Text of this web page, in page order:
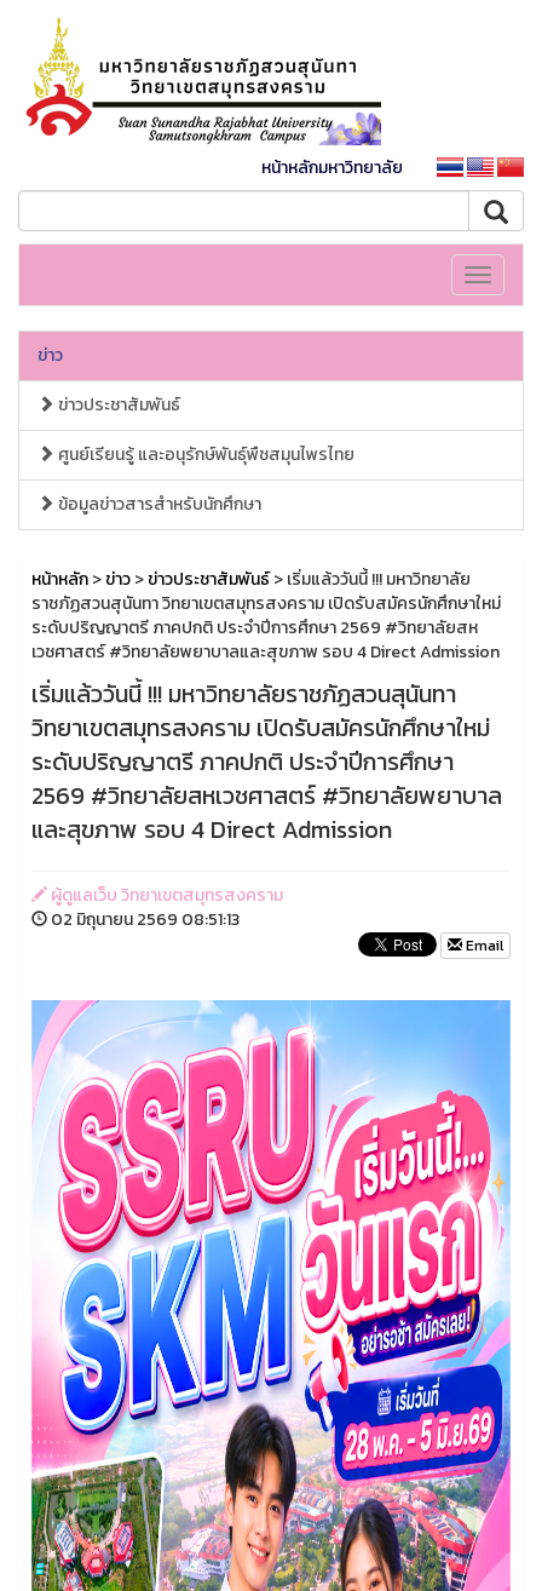
หน้าหลักมหาวิทยาลัย
Toggle
ข่าว
ข่าวประชาสัมพันธ์
ศูนย์เรียนรู้ และอนุรักษ์พันธุ์พืชสมุนไพรไทย
ข้อมูลข่าวสารสำหรับนักศึกษา
หน้าหลัก>ข่าว>ข่าวประชาสัมพันธ์> เริ่มแล้ววันนี้ !!! มหาวิทยาลัย
ราชภัฏสวนสุนันทา วิทยาเขตสมุทรสงคราม เปิดรับสมัครนักศึกษาใหม่
ระดับปริญญาตรี ภาคปกติ ประจำปีการศึกษา 2569 #วิทยาลัยสห
เวชศาสตร์ #วิทยาลัยพยาบาลและสุขภาพ รอบ 4 Direct Admission
เริ่มแล้ววันนี้ !!! มหาวิทยาลัยราชภัฏสวนสุนันทา
วิทยาเขตสมุทรสงคราม เปิดรับสมัครนักศึกษาใหม่
ระดับปริญญาตรี ภาคปกติ ประจำปีการศึกษา
2569 #วิทยาลัยสหเวชศาสตร์ #วิทยาลัยพยาบาล
และสุขภาพ รอบ 4 Direct Admission
ผู้ดูแลเว็บ วิทยาเขตสมุทรสงคราม
02 มิถุนายน 2569 08:51:13
Email